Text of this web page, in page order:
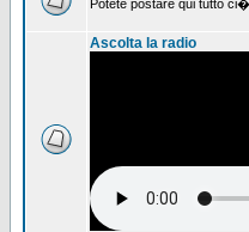
Potete postare qui tutto
Ascolta la radio